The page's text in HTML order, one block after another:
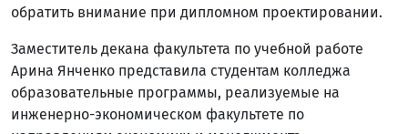
обратить внимание при дипломном проектировании.
Заместитель декана факультета по учебной работе
Арина Янченко представила студентам колледжа
образовательные программы, реализуемые на
инженерно-экономическом факультете по